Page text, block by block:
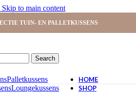
Skip to main content
TUIN- EN PALLETKUSSENS
Search
Palletkussens
Loungekussens
HOME
SHOP